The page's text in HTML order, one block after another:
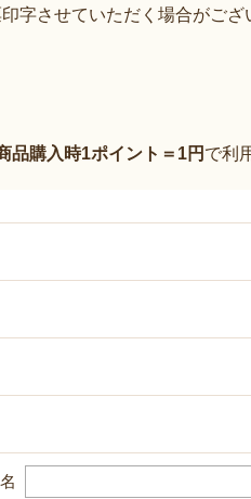
字させていただく場合がござ
品購入時1ポイント＝1円 で利
名